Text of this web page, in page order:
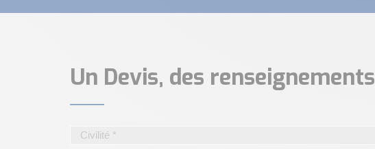
Un Devis, des renseignements